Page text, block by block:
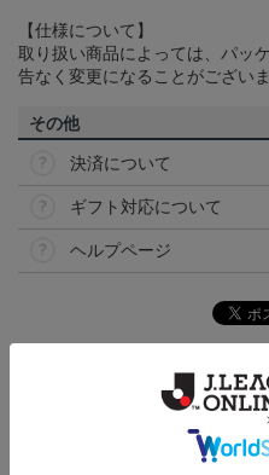
【仕様について】
取り扱い商品によっては、パッ
告なく変更になることがございま
その他
決済について
ギフト対応について
ヘルプページ
浦和レッズのすべ